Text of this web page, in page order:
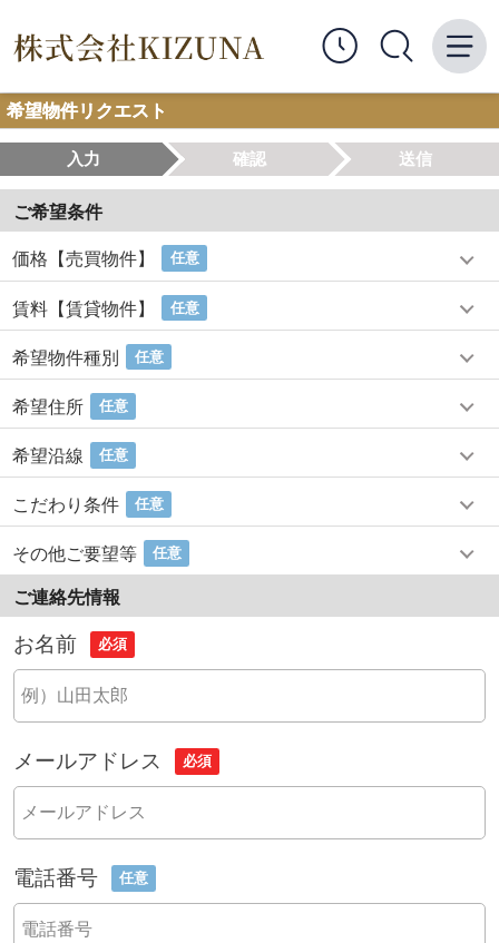
希望物件リクエスト
入力 確認 送信
ご希望条件
価格【売買物件】 任意
賃料【賃貸物件】 任意
希望物件種別 任意
希望住所 任意
希望沿線 任意
こだわり条件 任意
その他ご要望等 任意
ご連絡先情報
お名前 必須
メールアドレス 必須
電話番号 任意